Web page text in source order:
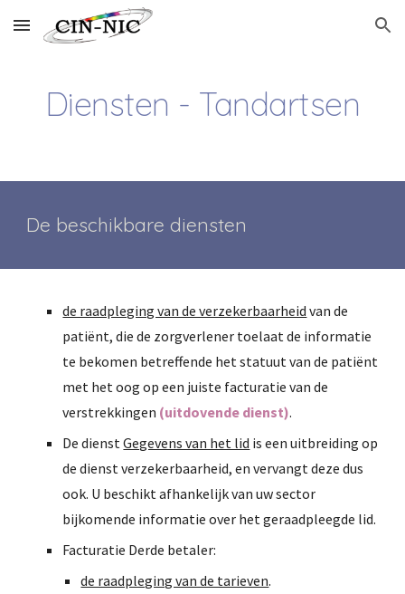
Skip to main content Skip to navigation
Diensten - Tandartsen
De beschikbare diensten
de raadpleging van de verzekerbaarheid van de
patiënt, die de zorgverlener toelaat de informatie
te bekomen betreffende het statuut van de patiënt
met het oog op een juiste facturatie van de
verstrekkingen (uitdovende dienst).
De dienst Gegevens van het lid is een uitbreiding op
de dienst verzekerbaarheid, en vervangt deze dus
ook. U beschikt afhankelijk van uw sector
bijkomende informatie over het geraadpleegde lid.
Facturatie Derde betaler:
de raadpleging van de tarieven.